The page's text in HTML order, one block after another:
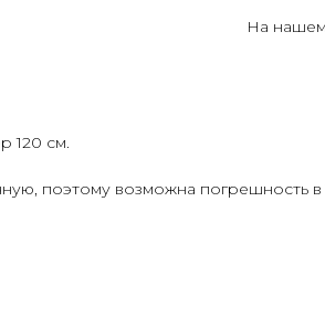
На
120 см.
поэтому возможна погрешность в